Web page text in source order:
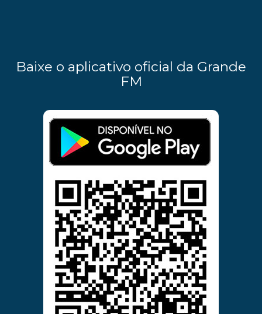
Baixe o aplicativo oficial da Grande
FM